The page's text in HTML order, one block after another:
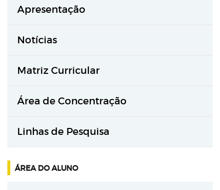
Apresentação
Notícias
Matriz Curricular
Área de Concentração
Linhas de Pesquisa
ÁREA DO ALUNO